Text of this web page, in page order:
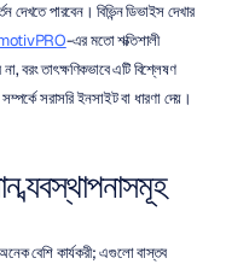
দেখতে পারবেন। বিভিন্ন ডিভাইস দেখার
-এর মতো শক্তিশালী
বরং তাৎক্ষণিকভাবে এটি বিশ্লেষণ
সরাসরি ইনসাইট বা ধারণা দেয়।
ব্যবস্থাপনাসমূহ
বেশি কার্যকরী; এগুলো বাস্তব